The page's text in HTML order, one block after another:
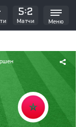
Матчи Меню